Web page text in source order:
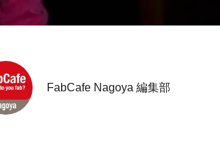
FabCafe Nagoya 編集部